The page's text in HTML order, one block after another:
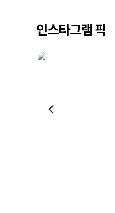
인스타그램 픽